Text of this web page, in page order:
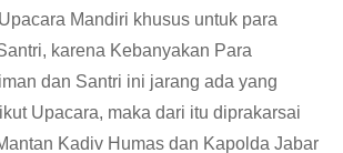
Mandiri khusus untuk para
karena Kebanyakan Para
dan Santri ini jarang ada yang
Upacara, maka dari itu diprakarsai
Kadiv Humas dan Kapolda Jabar